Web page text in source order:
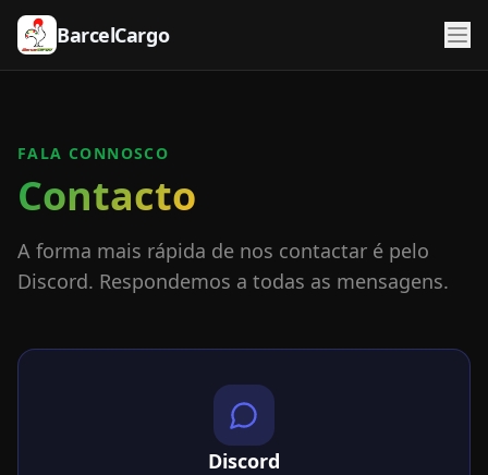
BarcelCargo
FALA CONNOSCO
Contacto
A forma mais rápida de nos contactar é pelo
Discord. Respondemos a todas as mensagens.
Discord